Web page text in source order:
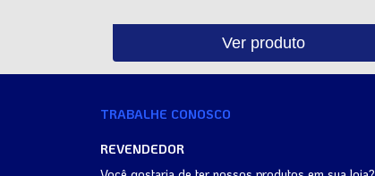
Ver produto
TRABALHE CONOSCO
REVENDEDOR